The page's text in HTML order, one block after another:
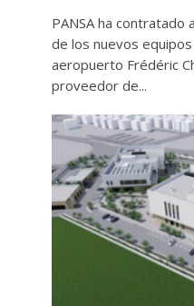
PANSA ha contratado
de los nuevos
aeropuerto Frédéric
proveedor de...